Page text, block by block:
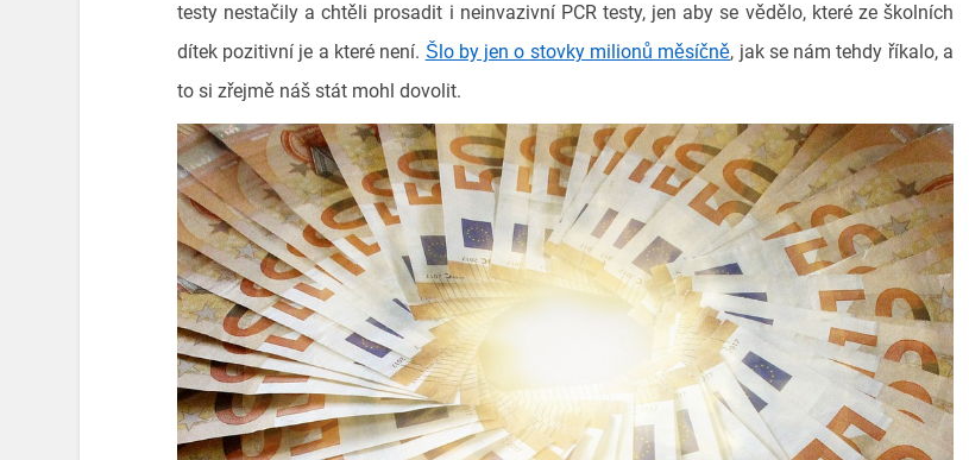
testy nestačily a chtěli prosadit i neinvazivní PCR testy, jen aby se vědělo, které ze školních
dítek pozitivní je a které není. Šlo by jen o stovky milionů měsíčně, jak se nám tehdy říkalo, a
to si zřejmě náš stát mohl dovolit.